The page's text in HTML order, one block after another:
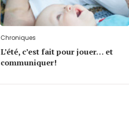
Chroniques
L’été, c’est fait pour jouer… et
communiquer!